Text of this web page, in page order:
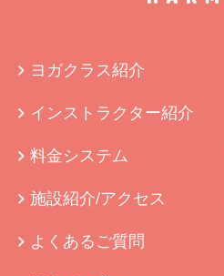
ヨガクラス紹介
インストラクター紹介
料金システム
施設紹介/アクセス
よくあるご質問